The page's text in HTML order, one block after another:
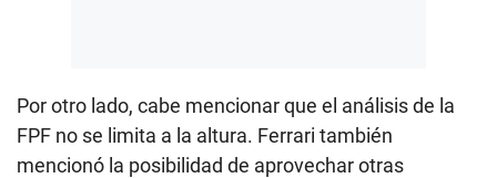
Por otro lado, cabe mencionar que el análisis de la
FPF no se limita a la altura. Ferrari también
mencionó la posibilidad de aprovechar otras